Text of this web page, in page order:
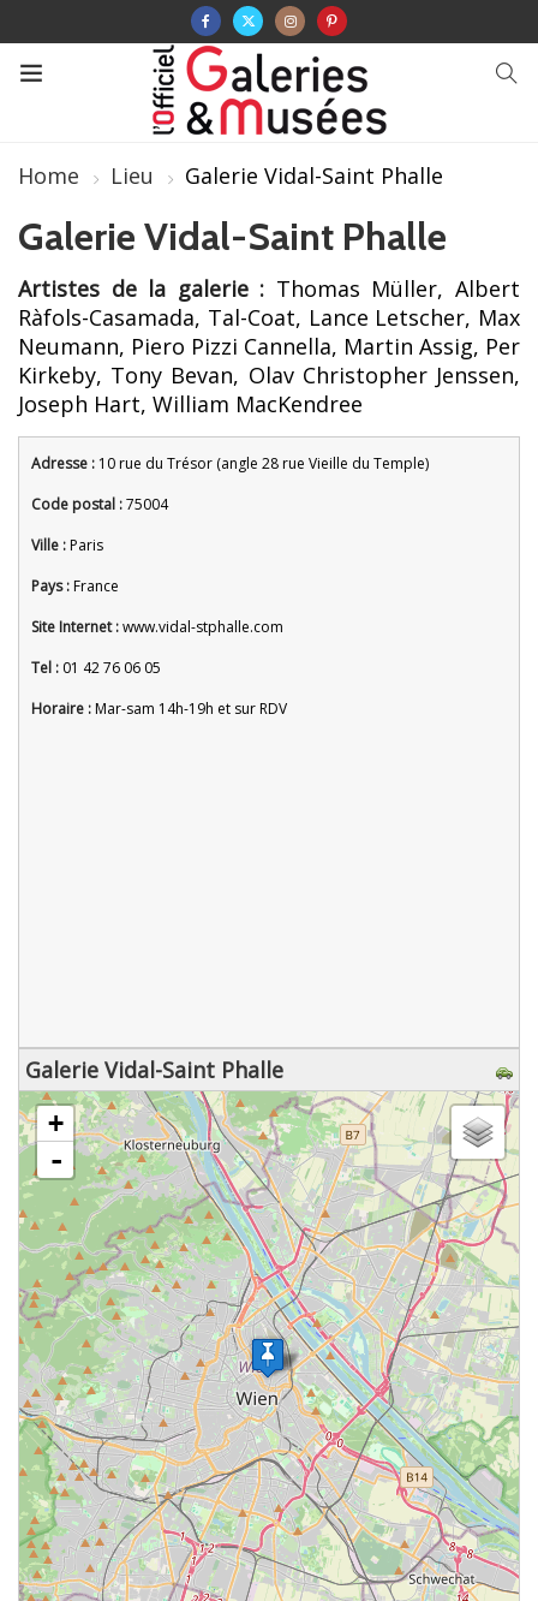
Home Lieu Galerie Vidal-Saint Phalle
Galerie Vidal-Saint Phalle
Artistes de la galerie : Thomas Müller, Albert
Ràfols-Casamada, Tal-Coat, Lance Letscher, Max
Neumann, Piero Pizzi Cannella, Martin Assig, Per
Kirkeby, Tony Bevan, Olav Christopher Jenssen,
Joseph Hart, William MacKendree
Adresse : 10 rue du Trésor (angle 28 rue Vieille du Temple)
Code postal :75004
Ville :Paris
Pays :France
Site Internet :www.vidal-stphalle.com
Tel : 01 42 76 06 05
Horaire :Mar-sam 14h-19h et sur RDV
Galerie Vidal-Saint Phalle
chargement de la carte - veuillez patienter...
+
-